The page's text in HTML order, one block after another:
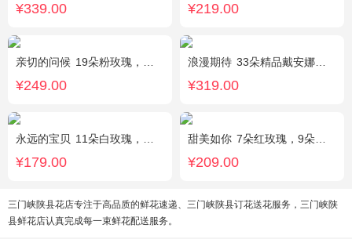
¥339.00 ¥219.00
亲切的问候 19朵粉玫瑰，叶上黄金点缀。
¥249.00
浪漫期待 33朵精品戴安娜粉玫瑰，叶上黄金适量搭配。
¥319.00
永远的宝贝 11朵白玫瑰，搭配适量紫色勿忘我、黄莺、栀子叶间插。
¥179.00
甜美如你 7朵红玫瑰，9朵戴安娜粉玫瑰，白色满天星丰满间插，尤加利搭配
¥209.00
三门峡陕县花店专注于高品质的鲜花速递、三门峡陕县订花送花服务，三门峡陕
县鲜花店认真完成每一束鲜花配送服务。